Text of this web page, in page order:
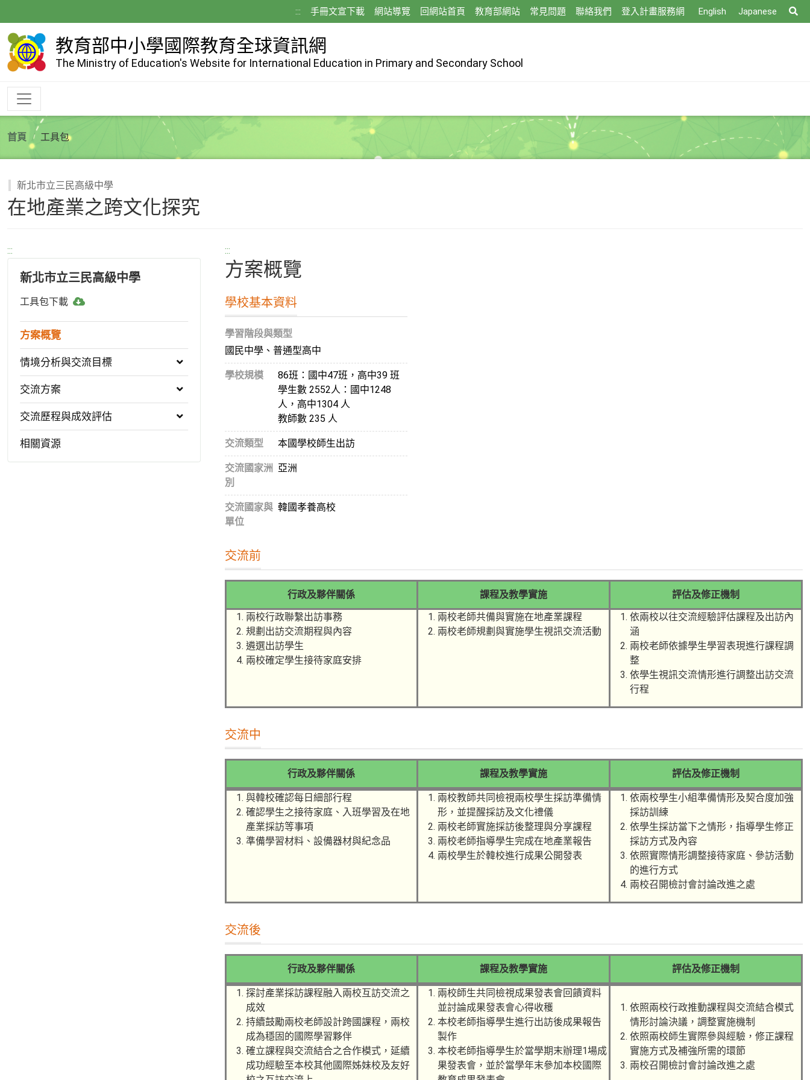
到
主
內
::: 手冊文宣下載 網站導覽 回網站首頁 教育部網站 常見問題 聯絡我們 登入計畫服務網 English Japanese
尋
教育部中小學國際教育全球資訊網
The Ministry of Education's Website for International Education in Primary and Secondary School
首頁 工具包
新北市立三民高級中學
在地產業之跨文化探究
:::
新北市立三民高級中學
工具包下載
工
載
方案概覽
情境分析與交流目標
交流方案
交流歷程與成效評估
相關資源
:::
方案概覽
學校基本資料
學習階段與類型
國民中學、普通型高中
學校規模
86班：國中47班，高中39 班
學生數 2552人：國中1248
人，高中1304 人
教師數 235 人
交流類型 本國學校師生出訪
交流國家洲
別
亞洲
交流國家與
單位
韓國孝養高校
交流前
行政及夥伴關係 課程及教學實施
評估及修正機制
兩校行政聯繫出訪事務
規劃出訪交流期程與內容
遴選出訪學生
兩校確定學生接待家庭安排
兩校老師共備與實施在地產業課程
兩校老師規劃與實施學生視訊交流活動
依兩校以往交流經驗評估課程及出訪內
涵
兩校老師依據學生學習表現進行課程調
整
依學生視訊交流情形進行調整出訪交流
行程
交流中
行政及夥伴關係 課程及教學實施 評估及修正機制
與韓校確認每日細部行程
確認學生之接待家庭、入班學習及在地
產業採訪等事項
準備學習材料、設備器材與紀念品
兩校教師共同檢視兩校學生採訪準備情
形，並提醒採訪及文化禮儀
兩校老師實施採訪後整理與分享課程
兩校老師指導學生完成在地產業報告
兩校學生於韓校進行成果公開發表
依兩校學生小組準備情形及契合度加強
採訪訓練
依學生採訪當下之情形，指導學生修正
採訪方式及內容
依照實際情形調整接待家庭、參訪活動
的進行方式
兩校召開檢討會討論改進之處
交流後
行政及夥伴關係 課程及教學實施 評估及修正機制
探討產業採訪課程融入兩校互訪交流之
成效
持續鼓勵兩校老師設計跨國課程，兩校
成為穩固的國際學習夥伴
確立課程與交流結合之合作模式，延續
成功經驗至本校其他國際姊妹校及友好
兩校師生共同檢視成果發表會回饋資料
並討論成果發表會心得收穫
本校老師指導學生進行出訪後成果報告
製作
本校老師指導學生於當學期末辦理1場成
果發表會，並於當學年末參加本校國際
依照兩校行政推動課程與交流結合模式
情形討論決議，調整實施機制
依照兩校師生實際參與經驗，修正課程
實施方式及補強所需的環節
兩校召開檢討會討論改進之處